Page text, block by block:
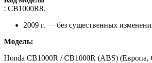
: CB1000R8.
2009 г. — без существенных
Модель:
Honda CB1000R / CB1000R (ABS) (Европа,